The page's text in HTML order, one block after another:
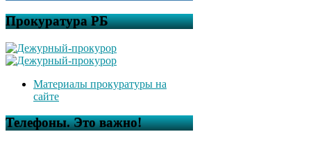
Прокуратура РБ
Материалы прокуратуры на
сайте
Телефоны. Это важно!